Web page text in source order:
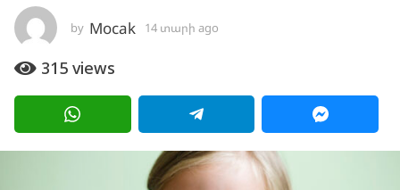
ի
a
g
0
տ
by Mocak 14 տարի ago
ր
a
315 views